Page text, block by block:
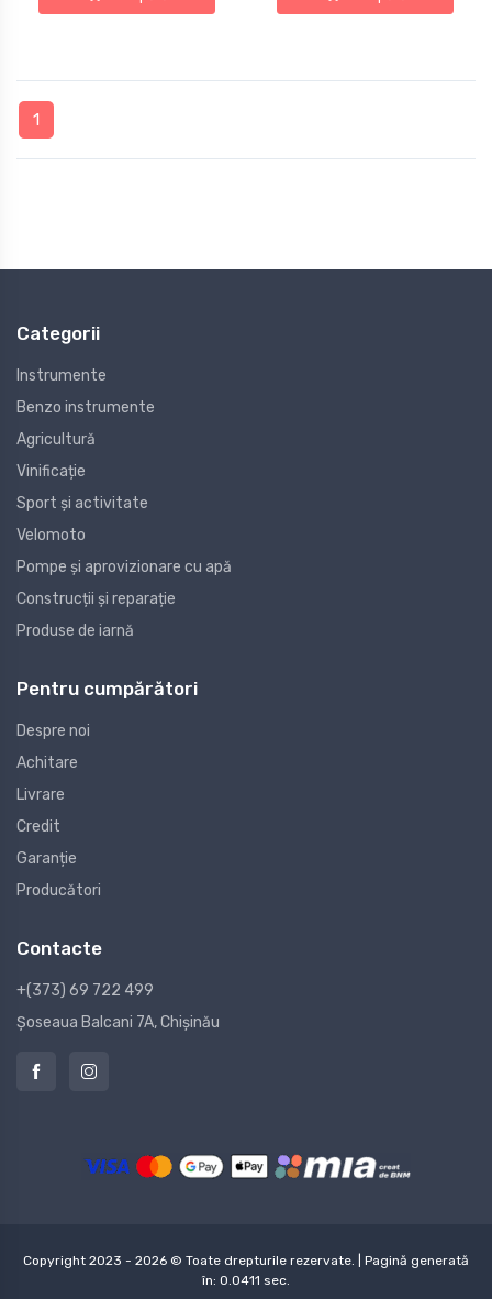
1
Categorii
Instrumente
Benzo instrumente
Agricultură
Vinificație
Sport și activitate
Velomoto
Pompe și aprovizionare cu apă
Construcții și reparație
Produse de iarnă
Pentru cumpărători
Despre noi
Achitare
Livrare
Credit
Garanție
Producători
Contacte
+(373) 69 722 499
Șoseaua Balcani 7A, Chișinău
Copyright 2023 - 2026 © Toate drepturile rezervate. | Pagină generată
în: 0.0411 sec.